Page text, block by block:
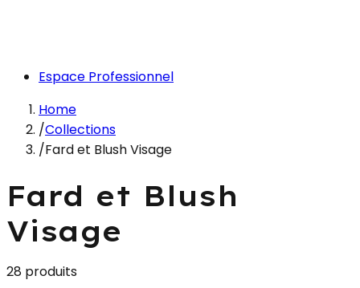
Espace Professionnel
Home
/Collections
/Fard et Blush Visage
Fard et Blush
Visage
28 produits